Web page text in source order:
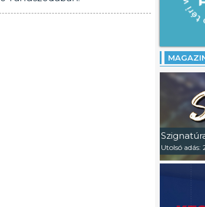
Utolsó